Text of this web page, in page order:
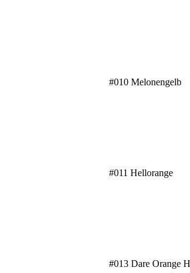
#010 Melonengelb
#011 Hellorange
#013 Dare Orange